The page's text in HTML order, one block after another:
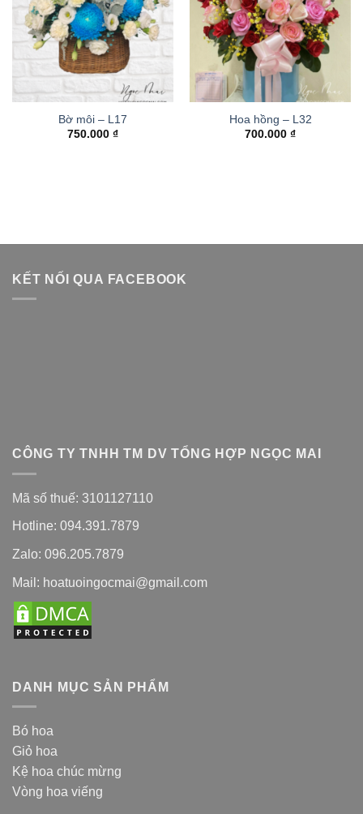
Bờ môi – L17
750.000 ₫
Hoa hồng – L32
700.000 ₫
KẾT NỐI QUA FACEBOOK
CÔNG TY TNHH TM DV TỔNG HỢP NGỌC MAI
Mã số thuế: 3101127110
Hotline: 094.391.7879
Zalo: 096.205.7879
Mail: hoatuoingocmai@gmail.com
DANH MỤC SẢN PHẨM
Bó hoa
Giỏ hoa
Kệ hoa chúc mừng
Vòng hoa viếng